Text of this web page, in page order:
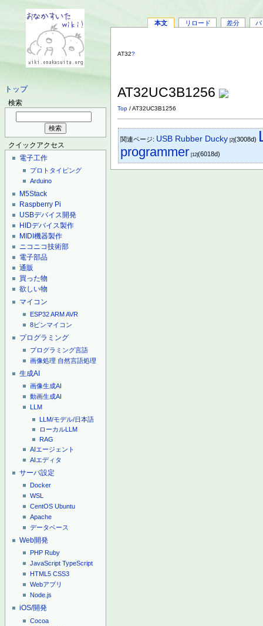
トップ
検索
クイックアクセス
電子工作
プロトタイピング
Arduino
M5Stack
Raspberry Pi
USBデバイス開発
HIDデバイス製作
MIDI機器製作
ニコニコ技術部
電子部品
通販
買った物
欲しい物
マイコン
ESP32ARMAVR
8ピンマイコン
プログラミング
プログラミング言語
画像処理 自然言語処理
生成AI
画像生成AI
動画生成AI
LLM
LLM/モデル/日本語
ローカルLLM
RAG
AIエージェント
AIエディタ
サーバ設定
Docker
WSL
CentOS Ubuntu
Apache
データベース
Web開発
PHP Ruby
JavaScript TypeScript
HTML5 CSS3
Webアプリ
Node.js
iOS/開発
Cocoa
本文 リロード 差分 バ
AT32?
AT32UC3B1256
Top / AT32UC3B1256
関連ページ: USB Rubber Ducky [2](3008d)
programmer [12](6018d)